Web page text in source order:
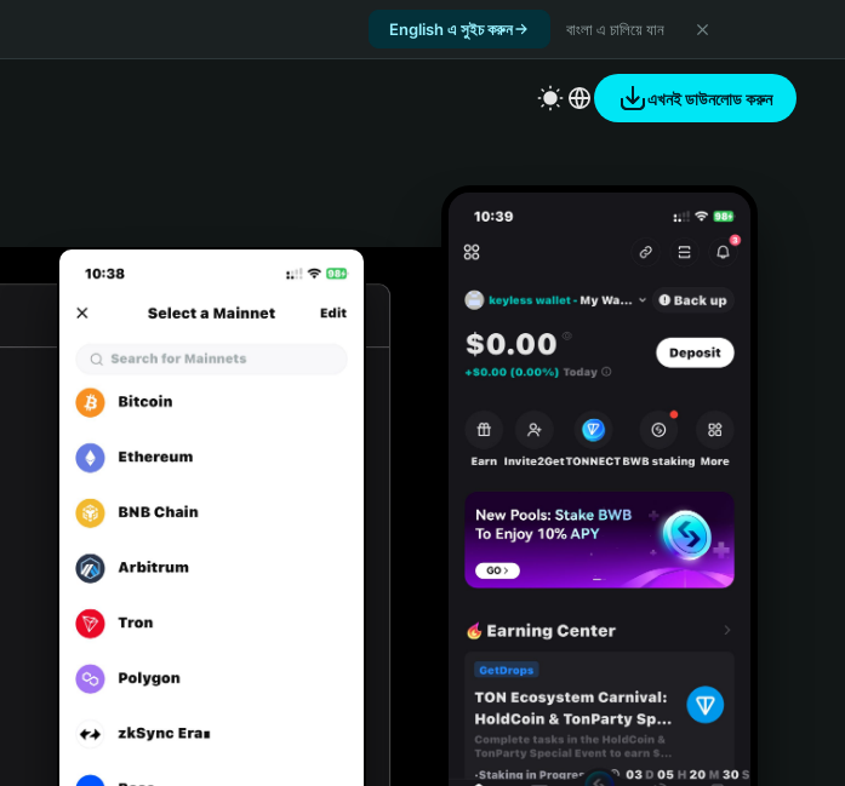
English এ সুইচ করুন বাংলা এ চালিয়ে যান
এখনই ডাউনলোড করুন